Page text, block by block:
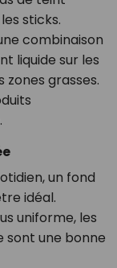
sticks.
combinaison
liquide sur les
zones grasses.
un fond
idéal.
uniforme, les
sont une bonne